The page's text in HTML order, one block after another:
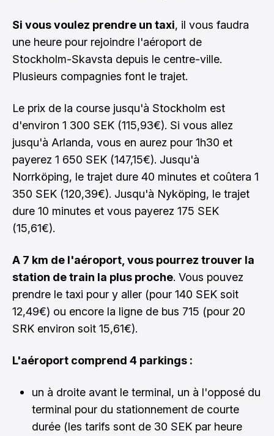
Si vous voulez prendre un taxi, il vous faudra
une heure pour rejoindre l'aéroport de
Stockholm-Skavsta depuis le centre-ville.
Plusieurs compagnies font le trajet.
Le prix de la course jusqu'à Stockholm est
d'environ 1 300 SEK (115,93€). Si vous allez
jusqu'à Arlanda, vous en aurez pour 1h30 et
payerez 1 650 SEK (147,15€). Jusqu'à
Norrköping, le trajet dure 40 minutes et coûtera 1
350 SEK (120,39€). Jusqu'à Nyköping, le trajet
dure 10 minutes et vous payerez 175 SEK
(15,61€).
A 7 km de l'aéroport, vous pourrez trouver la
station de train la plus proche. Vous pouvez
prendre le taxi pour y aller (pour 140 SEK soit
12,49€) ou encore la ligne de bus 715 (pour 20
SRK environ soit 15,61€).
L'aéroport comprend 4 parkings :
un à droite avant le terminal, un à l'opposé du
terminal pour du stationnement de courte
durée (les tarifs sont de 30 SEK par heure